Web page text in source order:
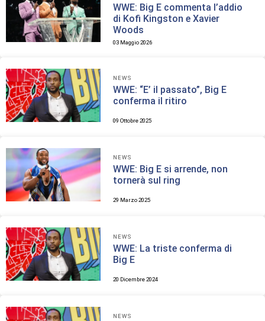
WWE: Big E commenta l’addio
di Kofi Kingston e Xavier
Woods
03 Maggio 2026
NEWS
WWE: “E’ il passato”, Big E
conferma il ritiro
09 Ottobre 2025
NEWS
WWE: Big E si arrende, non
tornerà sul ring
29 Marzo 2025
NEWS
WWE: La triste conferma di
Big E
20 Dicembre 2024
NEWS